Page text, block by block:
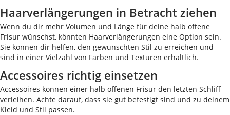
Haarverlängerungen in Betracht ziehen
Wenn du dir mehr Volumen und Länge für deine halb offene
Frisur wünschst, könnten Haarverlängerungen eine Option sein.
Sie können dir helfen, den gewünschten Stil zu erreichen und
sind in einer Vielzahl von Farben und Texturen erhältlich.
Accessoires richtig einsetzen
Accessoires können einer halb offenen Frisur den letzten Schliff
verleihen. Achte darauf, dass sie gut befestigt sind und zu deinem
Kleid und Stil passen.